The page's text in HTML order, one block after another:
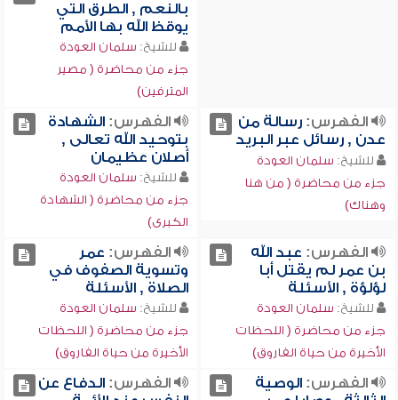
بالنعم , الطرق التي
يوقظ الله بها الأمم
للشيخ: سلمان العودة
جزء من محاضرة ( مصير
المترفين)
الفهرس:رسالة من
عدن , رسائل عبر البريد
للشيخ: سلمان العودة
جزء من محاضرة ( من هنا
وهناك)
الفهرس:الشهادة
بتوحيد الله تعالى ,
أصلان عظيمان
للشيخ: سلمان العودة
جزء من محاضرة ( الشهادة
الكبرى)
الفهرس: عبد الله
بن عمر لم يقتل أبا
لؤلؤة , الأسئلة
للشيخ: سلمان العودة
جزء من محاضرة ( اللحظات
الأخيرة من حياة الفاروق)
الفهرس: عمر
وتسوية الصفوف في
الصلاة , الأسئلة
للشيخ: سلمان العودة
جزء من محاضرة ( اللحظات
الأخيرة من حياة الفاروق)
الفهرس:الوصية
الفهرس:الدفاع عن